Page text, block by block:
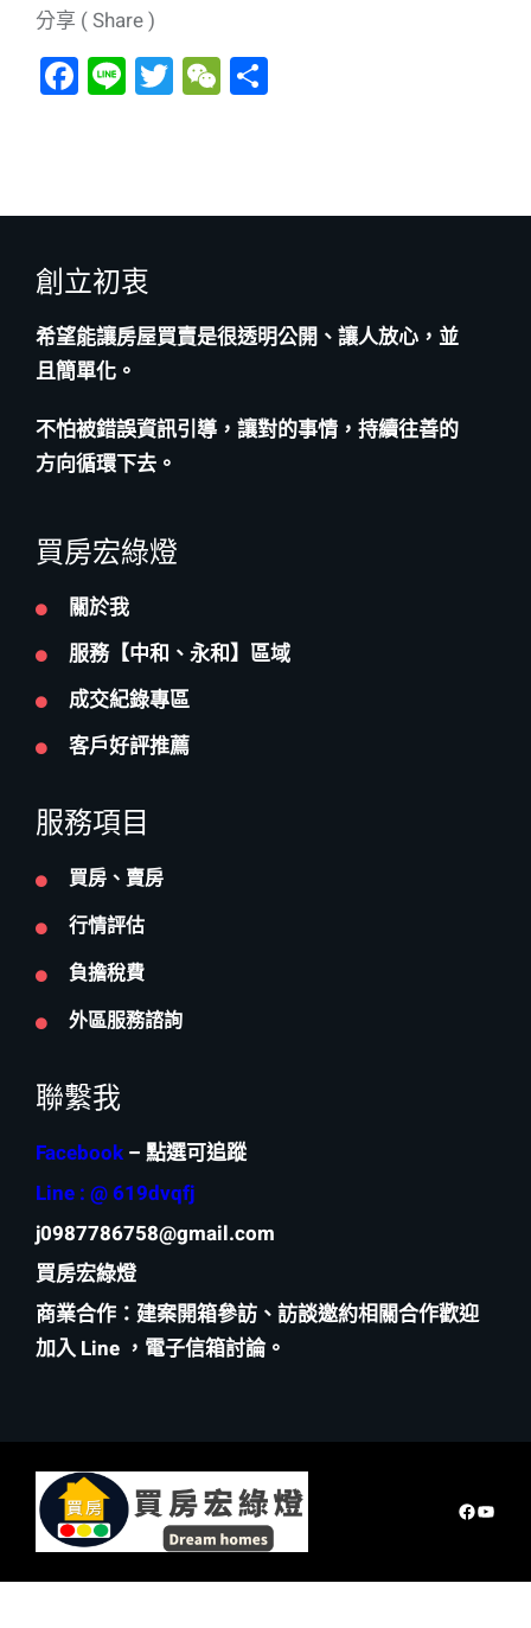
分享 ( Share )
F
a
b
o
o
k
Li
n
T
wi
W
e
at
創立初衷
希望能讓房屋買賣是很透明公開、讓人放心，並
且簡單化。
不怕被錯誤資訊引導，讓對的事情，持續往善的
方向循環下去。
買房宏綠燈
關於我
服務【中和、永和】區域
成交紀錄專區
客戶好評推薦
服務項目
買房、賣房
行情評估
負擔稅費
外區服務諮詢
聯繫我
Facebook – 點選可追蹤
Line : @ 619dvqfj
j0987786758@gmail.com
買房宏綠燈
商業合作 ：建案開箱參訪、訪談邀約相關合作歡迎
加入 Line ，電子信箱討論。